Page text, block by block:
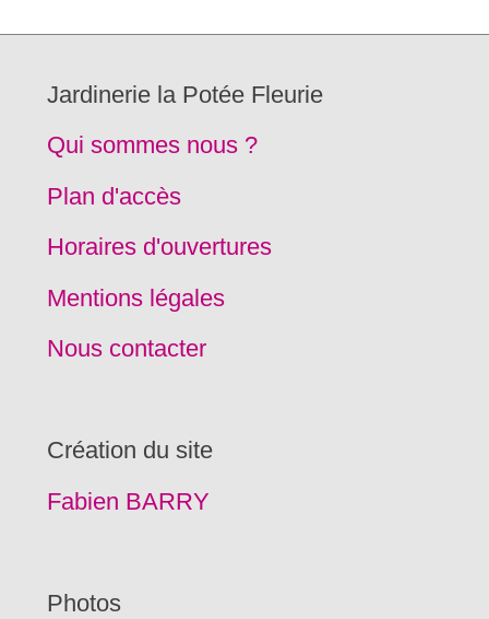
Jardinerie la Potée Fleurie
Qui sommes nous ?
Plan d'accès
Horaires d'ouvertures
Mentions légales
Nous contacter
Création du site
Fabien BARRY
Photos